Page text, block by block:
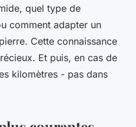
quel type de
comment adapter un
Cette connaissance
Et puis, en cas de
kilomètres - pas dans